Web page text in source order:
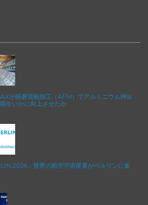
が研磨流動加工（AFM）でアルミニウム押出
をいかに向上させたか
2026：世界の航空宇宙産業がベルリンに集